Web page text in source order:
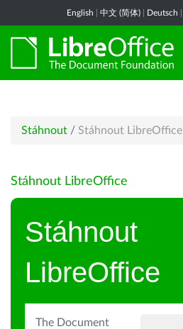
English 中文 (简体) Deutsch
Stáhnout / Stáhnout LibreOffice
Stáhnout LibreOffice
Stáhnout
LibreOffice
The Document